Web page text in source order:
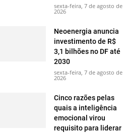
sexta-feira, 7 de agosto de
2026
Neoenergia anuncia
investimento de R$
3,1 bilhões no DF até
2030
sexta-feira, 7 de agosto de
2026
Cinco razões pelas
quais a inteligência
emocional virou
requisito para liderar